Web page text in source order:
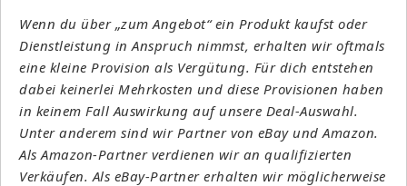
Wenn du über „zum Angebot“ ein Produkt kaufst oder
Dienstleistung in Anspruch nimmst, erhalten wir oftmals
eine kleine Provision als Vergütung. Für dich entstehen
dabei keinerlei Mehrkosten und diese Provisionen haben
in keinem Fall Auswirkung auf unsere Deal-Auswahl.
Unter anderem sind wir Partner von eBay und Amazon.
Als Amazon-Partner verdienen wir an qualifizierten
Verkäufen. Als eBay-Partner erhalten wir möglicherweise